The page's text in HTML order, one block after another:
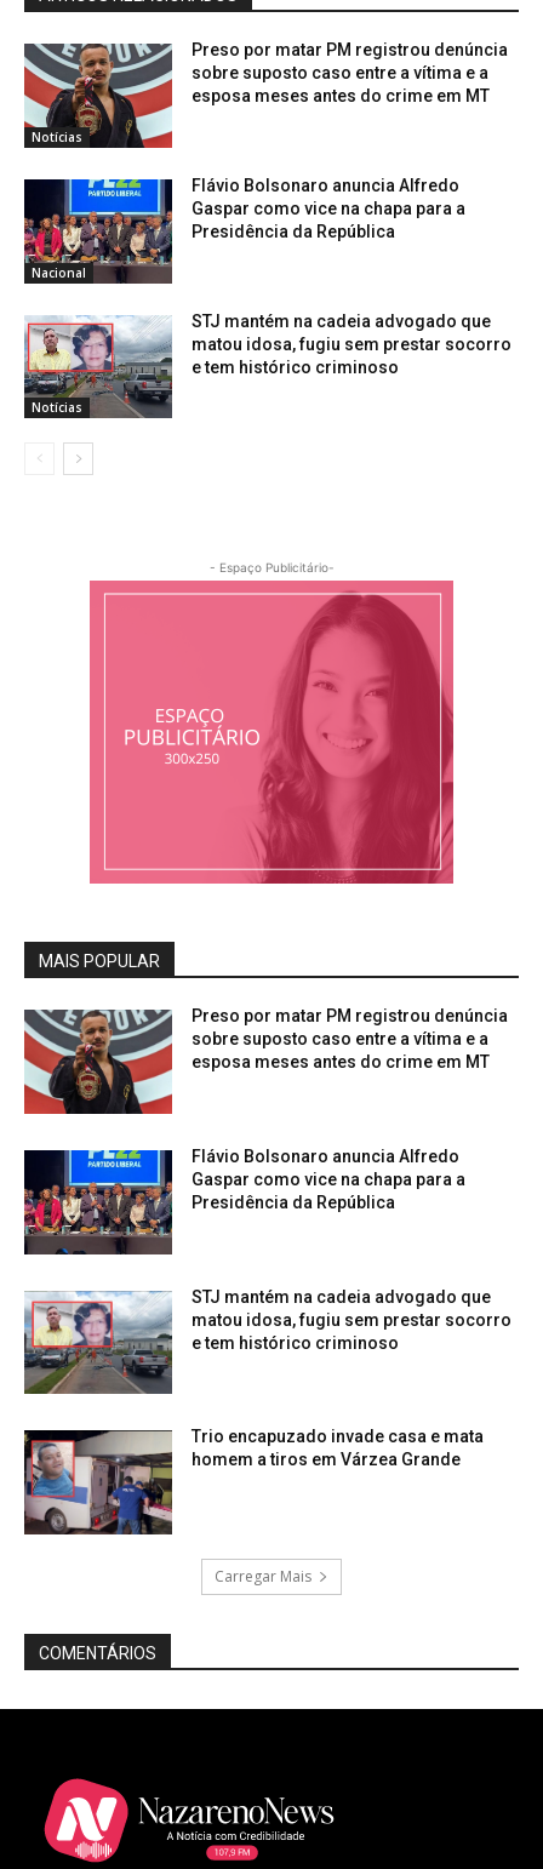
Notícias
Preso por matar PM registrou denúncia
sobre suposto caso entre a vítima e a
esposa meses antes do crime em MT
Nacional
Flávio Bolsonaro anuncia Alfredo
Gaspar como vice na chapa para a
Presidência da República
Notícias
STJ mantém na cadeia advogado que
matou idosa, fugiu sem prestar socorro
e tem histórico criminoso
- Espaço Publicitário-
MAIS POPULAR
Preso por matar PM registrou denúncia
sobre suposto caso entre a vítima e a
esposa meses antes do crime em MT
Flávio Bolsonaro anuncia Alfredo
Gaspar como vice na chapa para a
Presidência da República
STJ mantém na cadeia advogado que
matou idosa, fugiu sem prestar socorro
e tem histórico criminoso
Trio encapuzado invade casa e mata
homem a tiros em Várzea Grande
Carregar Mais
COMENTÁRIOS